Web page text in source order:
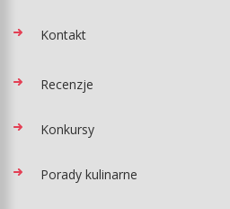
Kontakt
Recenzje
Konkursy
Porady kulinarne